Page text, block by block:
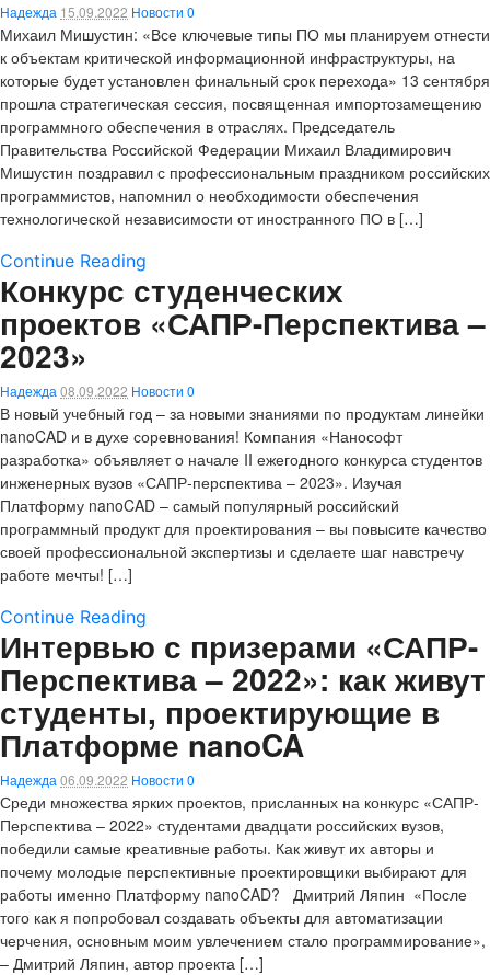
Надежда 15.09.2022 Новости 0
Михаил Мишустин: «Все ключевые типы ПО мы планируем отнести
к объектам критической информационной инфраструктуры, на
которые будет установлен финальный срок перехода» 13 сентября
прошла стратегическая сессия, посвященная импортозамещению
программного обеспечения в отраслях. Председатель
Правительства Российской Федерации Михаил Владимирович
Мишустин поздравил с профессиональным праздником российских
программистов, напомнил о необходимости обеспечения
технологической независимости от иностранного ПО в […]
Continue Reading
Конкурс студенческих
проектов «САПР-Перспектива –
2023»
Надежда 08.09.2022 Новости 0
В новый учебный год – за новыми знаниями по продуктам линейки
nanoCAD и в духе соревнования! Компания «Нанософт
разработка» объявляет о начале II ежегодного конкурса студентов
инженерных вузов «САПР-перспектива – 2023». Изучая
Платформу nanoCAD – самый популярный российский
программный продукт для проектирования – вы повысите качество
своей профессиональной экспертизы и сделаете шаг навстречу
работе мечты! […]
Continue Reading
Интервью с призерами «САПР-
Перспектива – 2022»: как живут
студенты, проектирующие в
Платформе nanoCA
Надежда 06.09.2022 Новости 0
Среди множества ярких проектов, присланных на конкурс «САПР-
Перспектива – 2022» студентами двадцати российских вузов,
победили самые креативные работы. Как живут их авторы и
почему молодые перспективные проектировщики выбирают для
работы именно Платформу nanoCAD? Дмитрий Ляпин «После
того как я попробовал создавать объекты для автоматизации
черчения, основным моим увлечением стало программирование»,
– Дмитрий Ляпин, автор проекта […]